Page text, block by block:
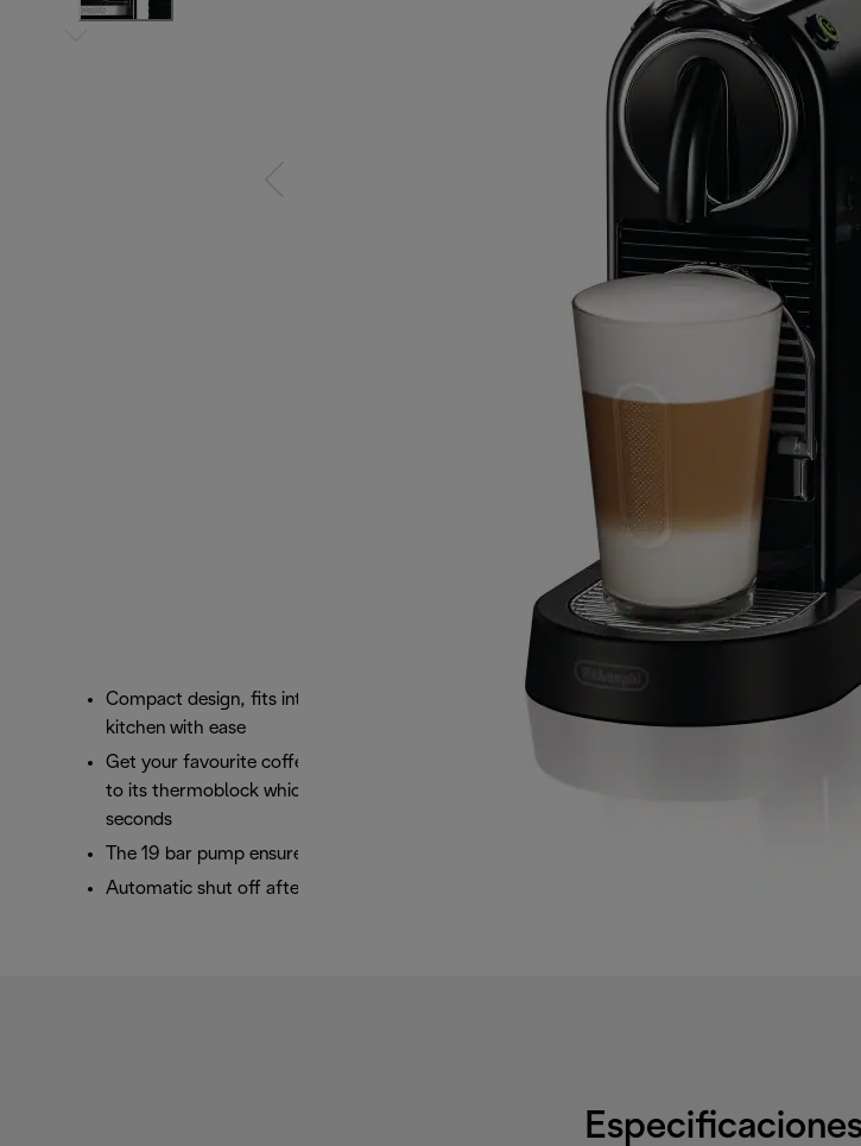
Compact design, fits into any space in your
kitchen with ease
Get your favourite coffee in record time thanks
to its thermoblock which heats the water in 25
seconds
The 19 bar pump ensures perfect results in cup
Automatic shut off after 9 minutes